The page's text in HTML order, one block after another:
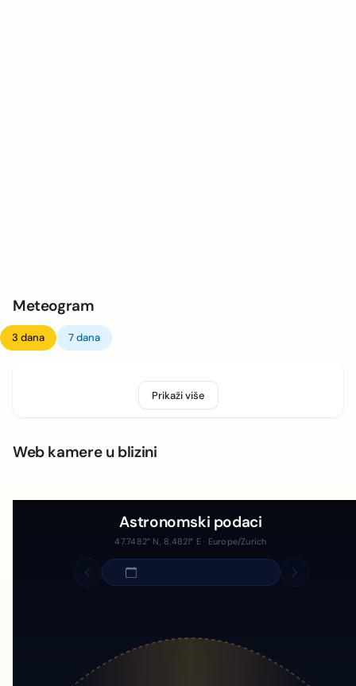
Meteogram
3 dana 7 dana
Prikaži više
Web kamere u blizini
Astronomski podaci
47.7482° N, 8.4821° E · Europe/Zurich